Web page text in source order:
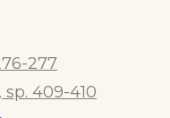
277
sp. 409-410